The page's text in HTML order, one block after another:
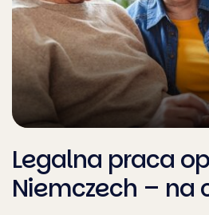
Legalna praca
Niemczech – na